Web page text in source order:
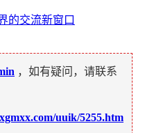
的交流新窗口
，如有疑问，请联系
uuik/5255.htm